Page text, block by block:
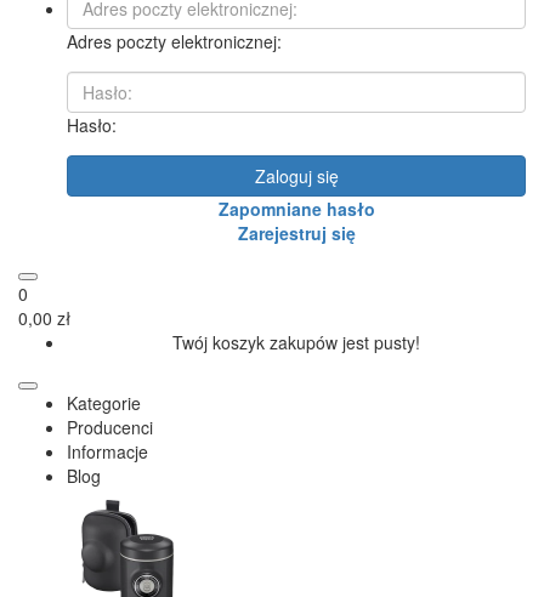
Adres poczty elektronicznej:
Hasło:
Zaloguj się
Zapomniane hasło
Zarejestruj się
0
0,00 zł
Twój koszyk zakupów jest pusty!
Kategorie
Producenci
Informacje
Blog